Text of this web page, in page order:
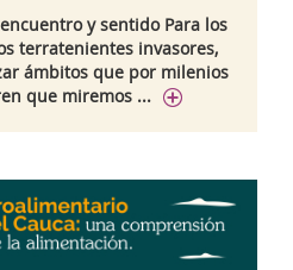
y sentido Para los
terratenientes invasores,
ámbitos que por milenios
que miremos ...